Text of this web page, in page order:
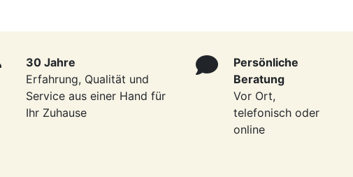
30 Jahre
Erfahrung, Qualität und
Service aus einer Hand für
Ihr Zuhause
Persönliche
Beratung
Vor Ort,
telefonisch oder
online